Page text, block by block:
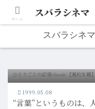
人生は“ひとりごと”か
スバラシネ
ひとりごとの記憶classic【高校生篇】
1999.05.08
“言葉”というものは、
ホーム スバラシネ